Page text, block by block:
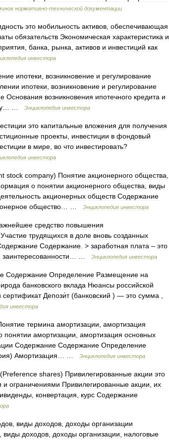
нормативно-технической документации
это мобильность активов обеспечивающая
обязательств Экономическая характеристика и
банка рынка активов и инвестиций как
инвестора
ипотеки возникновение и регулирование
ипотеки возникновение и регулирование
Основания возникновения ипотечного кредита и
Энциклопедия инвестора
это капитальные вложения для получения
проекты инвестиции в фондовый
в мире во что инвестировать?
инвестора
stock company) Понятие акционерного общества
о понятии акционерного общества
виды
акционерных обществ Содержание
общество Энциклопедия инвестора
средство повышения
Участие трудящихся в доле вновь созданных
Содержание . > заработная плата – это
заинтересованности Энциклопедия инвестора
Содержание Определение Размещение на
банковского вклада Нюансы российской
сертификат Депози́т(банковский ) — это сумма
инвестора
термина амортизации амортизация
понятии амортизации амортизация основных
Содержание Содержание Определение
) Амортизация Энциклопедия инвестора
Preference shares) Привилегированные акции это
и ограничениями Привилегированные акции
их
конвертация курс Содержание
виды доходов доходы организации
виды доходов доходы организации
налоговые